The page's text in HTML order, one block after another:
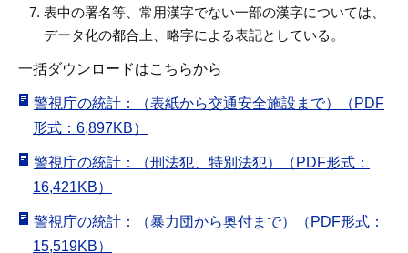
表中の署名等、常用漢字でない一部の漢字については、
データ化の都合上、略字による表記としている。
一括ダウンロードはこちらから
警視庁の統計：（表紙から交通安全施設まで）（PDF
形式：6,897KB）
警視庁の統計：（刑法犯、特別法犯）（PDF形式：
16,421KB）
警視庁の統計：（暴力団から奥付まで）（PDF形式：
15,519KB）